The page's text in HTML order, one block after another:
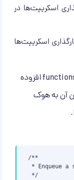
اسکریپت‌ها در
اسکریپت‌ها
در اینجا مثالی می‌بینید (که باید به functions.php افزوده
آن به هوک
/**